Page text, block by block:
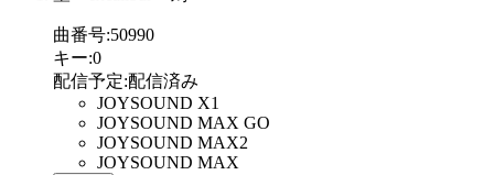
曲番号:50990
キー:0
配信予定:配信済み
JOYSOUND X1
JOYSOUND MAX GO
JOYSOUND MAX2
JOYSOUND MAX